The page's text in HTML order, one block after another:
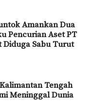
Amankan Dua
Pencurian Aset PT
Diduga Sabu Turut
Tengah
Meninggal Dunia